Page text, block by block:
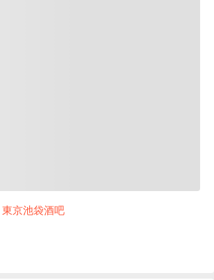
京池袋酒吧